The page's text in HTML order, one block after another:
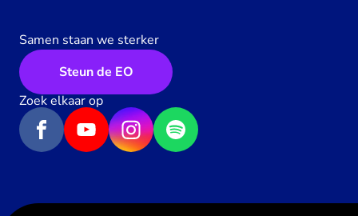
Samen staan we sterker
Steun de EO
Zoek elkaar op